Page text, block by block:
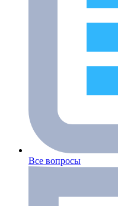
Все вопросы